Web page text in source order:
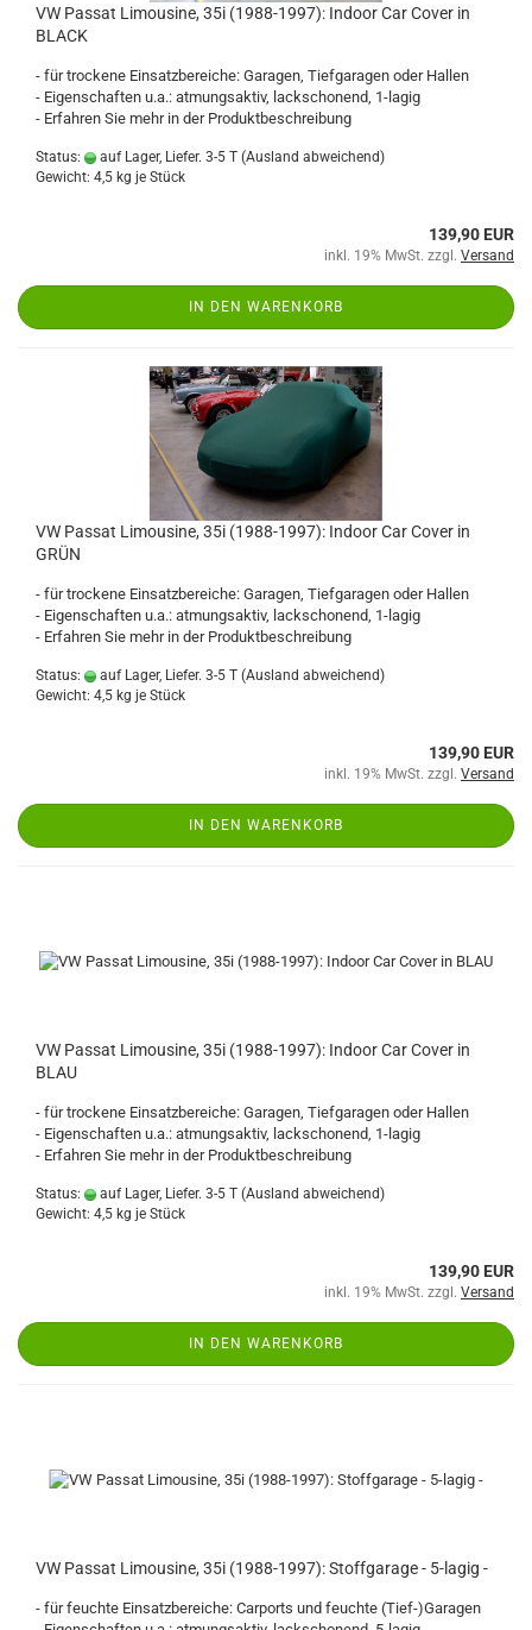
VW Passat Limousine, 35i (1988-1997): Indoor Car Cover in
BLACK
- für trockene Einsatzbereiche: Garagen, Tiefgaragen oder Hallen
- Eigenschaften u.a.: atmungsaktiv, lackschonend, 1-lagig
- Erfahren Sie mehr in der Produktbeschreibung
Status: auf Lager, Liefer. 3-5 T (Ausland abweichend)
Gewicht: 4,5 kg je Stück
139,90 EUR
inkl. 19% MwSt. zzgl. Versand
IN DEN WARENKORB
VW Passat Limousine, 35i (1988-1997): Indoor Car Cover in
GRÜN
- für trockene Einsatzbereiche: Garagen, Tiefgaragen oder Hallen
- Eigenschaften u.a.: atmungsaktiv, lackschonend, 1-lagig
- Erfahren Sie mehr in der Produktbeschreibung
Status: auf Lager, Liefer. 3-5 T (Ausland abweichend)
Gewicht: 4,5 kg je Stück
139,90 EUR
inkl. 19% MwSt. zzgl. Versand
IN DEN WARENKORB
VW Passat Limousine, 35i (1988-1997): Indoor Car Cover in
BLAU
- für trockene Einsatzbereiche: Garagen, Tiefgaragen oder Hallen
- Eigenschaften u.a.: atmungsaktiv, lackschonend, 1-lagig
- Erfahren Sie mehr in der Produktbeschreibung
Status: auf Lager, Liefer. 3-5 T (Ausland abweichend)
Gewicht: 4,5 kg je Stück
139,90 EUR
inkl. 19% MwSt. zzgl. Versand
IN DEN WARENKORB
VW Passat Limousine, 35i (1988-1997): Stoffgarage - 5-lagig -
- für feuchte Einsatzbereiche: Carports und feuchte (Tief-)Garagen